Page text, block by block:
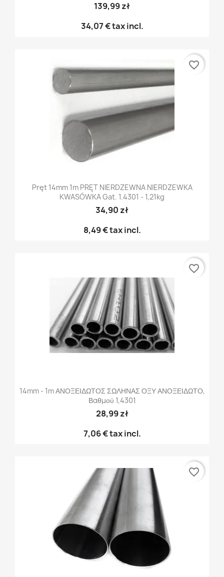
139,99 zł
34,07 €tax incl.
Pręt 14mm 1m PRĘT NIERDZEWNA NIERDZEWKA
KWASÓWKA Gat. 1.4301 - 1,21kg
34,90 zł
8,49 €tax incl.
favorite_border
14mm - 1m ΑΝΟΞΕΙΔΩΤΟΣ ΣΩΛΗΝΑΣ ΟΞΥ ΑΝΟΞΕΙΔΩΤΟ,
Βαθμού 1,4301
28,99 zł
7,06 €tax incl.
favorite_border
favorite_border